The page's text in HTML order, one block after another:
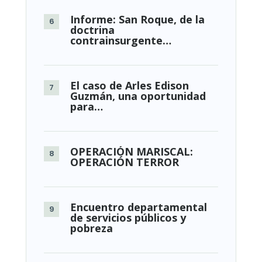
Informe: San Roque, de la
doctrina
contrainsurgente…
El caso de Arles Edison
Guzmán, una oportunidad
para…
OPERACIÓN MARISCAL:
OPERACIÓN TERROR
Encuentro departamental
de servicios públicos y
pobreza